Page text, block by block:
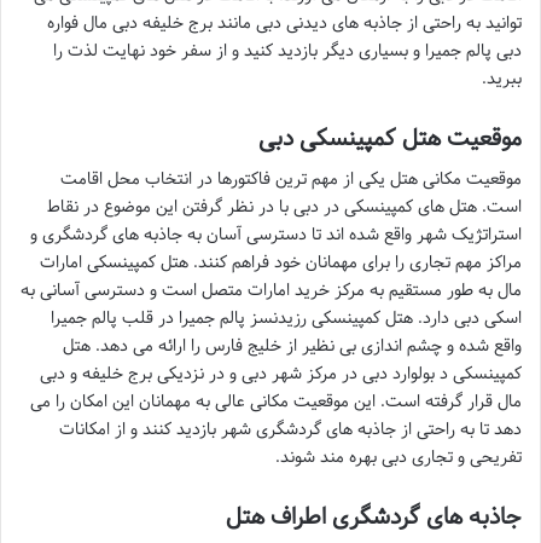
توانید به راحتی از جاذبه های دیدنی دبی مانند برج خلیفه دبی مال فواره
دبی پالم جمیرا و بسیاری دیگر بازدید کنید و از سفر خود نهایت لذت را
ببرید.
موقعیت هتل کمپینسکی دبی
موقعیت مکانی هتل یکی از مهم ترین فاکتورها در انتخاب محل اقامت
است. هتل های کمپینسکی در دبی با در نظر گرفتن این موضوع در نقاط
استراتژیک شهر واقع شده اند تا دسترسی آسان به جاذبه های گردشگری و
مراکز مهم تجاری را برای مهمانان خود فراهم کنند. هتل کمپینسکی امارات
مال به طور مستقیم به مرکز خرید امارات متصل است و دسترسی آسانی به
اسکی دبی دارد. هتل کمپینسکی رزیدنسز پالم جمیرا در قلب پالم جمیرا
واقع شده و چشم اندازی بی نظیر از خلیج فارس را ارائه می دهد. هتل
کمپینسکی د بولوارد دبی در مرکز شهر دبی و در نزدیکی برج خلیفه و دبی
مال قرار گرفته است. این موقعیت مکانی عالی به مهمانان این امکان را می
دهد تا به راحتی از جاذبه های گردشگری شهر بازدید کنند و از امکانات
تفریحی و تجاری دبی بهره مند شوند.
جاذبه های گردشگری اطراف هتل